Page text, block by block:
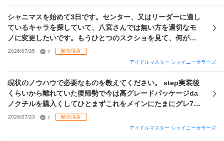
で試行回数が足りないだけなのか教えて頂きたいです。 (圧縮
時の編成はノウハウ発現マスタリー持ち＋適当です。) よろし
くお願いします。
シャニマスを始めて3日です。センター、又はリーダーに適し
ているキャラを探していて、八宮さんでは無い方を適切なモ
ノに変更したいです。もうひとつのスクショを見て、何が一
番適しているのかを教えていただけると幸いです。
2026/07/25 2
解決済み
アイドルマスター シャイニーカラーズ
現状のノウハウで必要なものを教えてください。 step実装後
くらいから離れていた復帰勢で今は高グレードパッケージda
ノクチルを購入くしてひとまずこれをメインにたまにグレ7タ
ッチできたらいいな、くらいで考えています。 とりあえず特
化ポジション系のアビリティを除いた汎用的な本を作りたく
2026/07/23 1
解決済み
アイドルマスター シャイニーカラーズ